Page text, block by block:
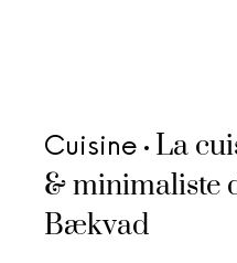
Cuisine
La
& minimaliste
Bækvad